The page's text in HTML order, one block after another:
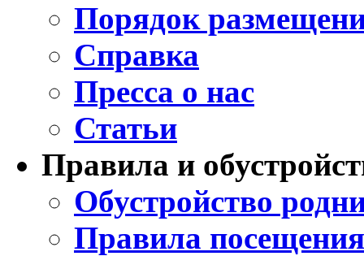
Порядок
Справка
Пресса о нас
Статьи
Правила и
Обустройство
Правила